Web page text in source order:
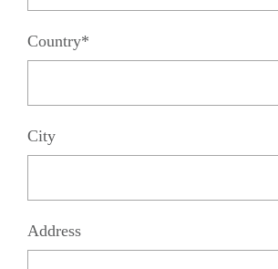
Country*
City
Address